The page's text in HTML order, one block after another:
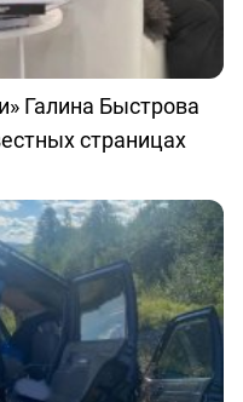
Галина Быстрова
страницах